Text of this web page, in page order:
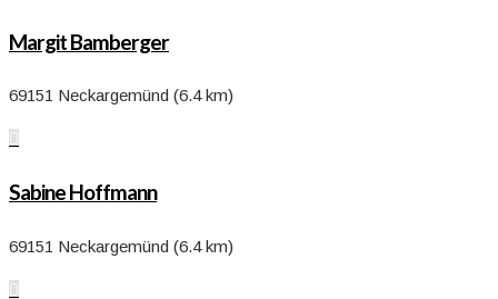
Margit Bamberger
69151 Neckargemünd (6.4 km)

Sabine Hoffmann
69151 Neckargemünd (6.4 km)
